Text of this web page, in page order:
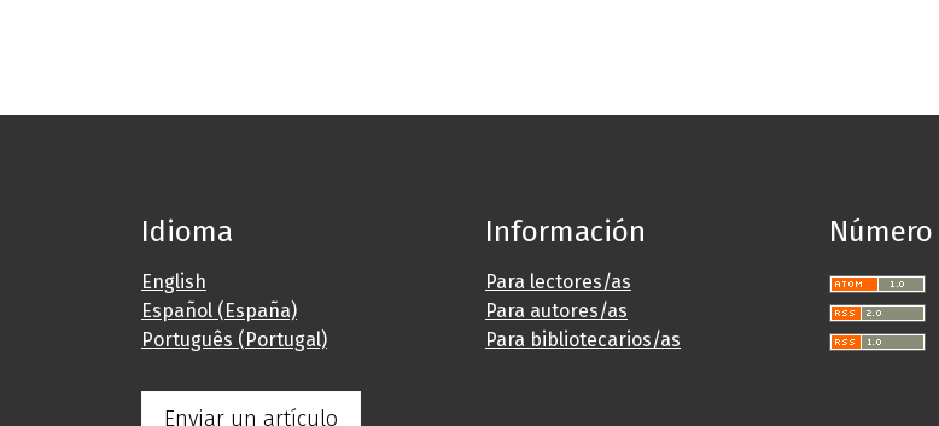
Idioma
English
Español (España)
Português (Portugal)
Información
Para lectores/as
Para autores/as
Para bibliotecarios/as
Enviar un artículo